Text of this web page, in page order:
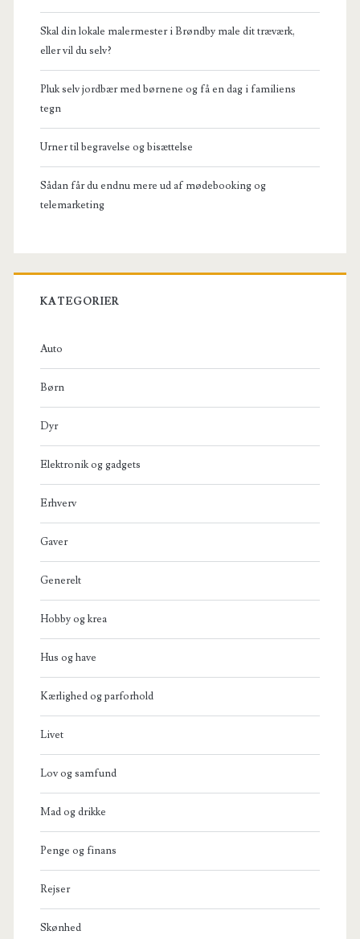
Skal din lokale malermester i Brøndby male dit træværk,
eller vil du selv?
Pluk selv jordbær med børnene og få en dag i familiens
tegn
Urner til begravelse og bisættelse
Sådan får du endnu mere ud af mødebooking og
telemarketing
KATEGORIER
Auto
Børn
Dyr
Elektronik og gadgets
Erhverv
Gaver
Generelt
Hobby og krea
Hus og have
Kærlighed og parforhold
Livet
Lov og samfund
Mad og drikke
Penge og finans
Rejser
Skønhed